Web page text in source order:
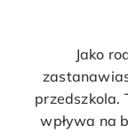
Jako
przedszkola.
wpływa na